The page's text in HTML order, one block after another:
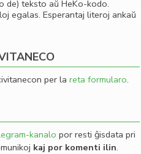
de) teksto aŭ HeKo-kodo.
egalas. Esperantaj literoj ankaŭ
per la reta formularo.
kanalo por resti ĝisdata pri
kaj por komenti ilin.